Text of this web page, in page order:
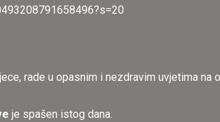
rade u opasnim i nezdravim uvjetima
je spašen istog dana.